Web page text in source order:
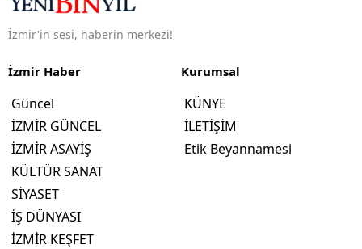
İzmir'in sesi, haberin merkezi!
İzmir Haber
Güncel
İZMİR GÜNCEL
İZMİR ASAYİŞ
KÜLTÜR SANAT
SİYASET
İŞ DÜNYASI
İZMİR KEŞFET
Kurumsal
KÜNYE
İLETİŞİM
Etik Beyannamesi